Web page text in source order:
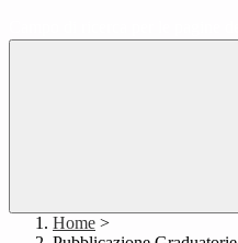
Home >